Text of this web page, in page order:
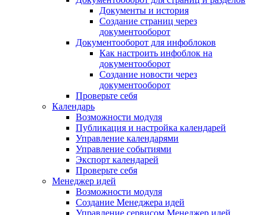
Документы и история
Создание страниц через
документооборот
Документооборот для инфоблоков
Как настроить инфоблок на
документооборот
Создание новости через
документооборот
Проверьте себя
Календарь
Возможности модуля
Публикация и настройка календарей
Управление календарями
Управление событиями
Экспорт календарей
Проверьте себя
Менеджер идей
Возможности модуля
Создание Менеджера идей
Управление сервисом Менеджер идей